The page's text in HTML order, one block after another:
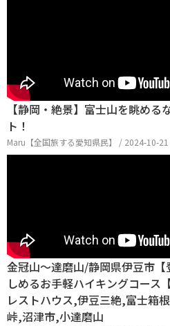
【静岡・絶景】富士山を眺める
ト！
Maru【全国旅する愛知県民】 / 2024-10-21
金冠山〜達磨山/静岡県伊豆市
しめるお手軽ハイキングコース
レストハウス,伊豆三絶,富士箱
峠,沼津市,小達磨山